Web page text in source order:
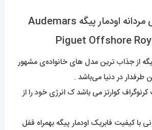
معرفی ساعتمچی مردانه اودمار پیگه Audemars
Piguet Offshore
از جذاب ترین مدل های خانواده‌ی مشهور
طرفدار در دنیا می‌باشد .
کوارتز می باشد ک انرژی خود را از
با کیفیت فابریک اودمار پیگه بهمراه قفل